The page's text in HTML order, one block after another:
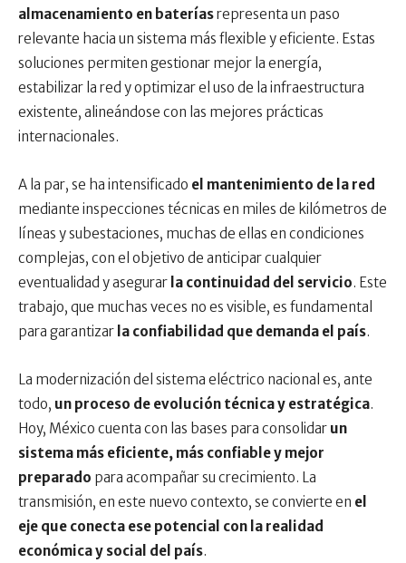
almacenamiento en bateríasrepresenta un paso
relevante hacia un sistema más flexible y eficiente. Estas
soluciones permiten gestionar mejor la energía,
estabilizar la red y optimizar el uso de la infraestructura
existente, alineándose con las mejores prácticas
internacionales.
A la par, se ha intensificado el mantenimiento de la red
mediante inspecciones técnicas en miles de kilómetros de
líneas y subestaciones, muchas de ellas en condiciones
complejas, con el objetivo de anticipar cualquier
eventualidad y asegurar la continuidad del servicio. Este
trabajo, que muchas veces no es visible, es fundamental
para garantizar la confiabilidad que demanda el país.
La modernización del sistema eléctrico nacional es, ante
todo, un proceso de evolución técnica y estratégica.
Hoy, México cuenta con las bases para consolidar un
sistema más eficiente, más confiable y mejor
preparado para acompañar su crecimiento. La
transmisión, en este nuevo contexto, se convierte en el
eje que conecta ese potencial con la realidad
económica y social del país.